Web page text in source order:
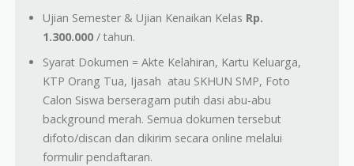
Ujian Semester & Ujian Kenaikan Kelas Rp.
1.300.000 / tahun.
Syarat Dokumen = Akte Kelahiran, Kartu Keluarga,
KTP Orang Tua, Ijasah atau SKHUN SMP, Foto
Calon Siswa berseragam putih dasi abu-abu
background merah. Semua dokumen tersebut
difoto/discan dan dikirim secara online melalui
formulir pendaftaran.